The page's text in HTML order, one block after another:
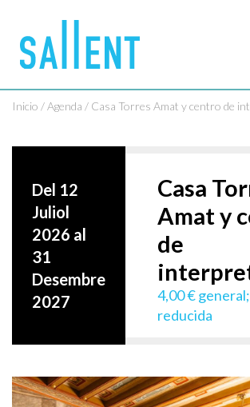
Inicio /Agenda / Casa Torres Amat y centro de
Del 12
Juliol
2026 al
31
Desembre
2027
Casa
Amat y
de
4,00 €
reducida
Previous